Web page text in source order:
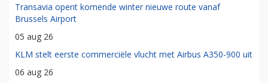
Transavia opent komende winter nieuwe route vanaf
Brussels Airport
05 aug 26
KLM stelt eerste commerciële vlucht met Airbus A350-900 uit
06 aug 26